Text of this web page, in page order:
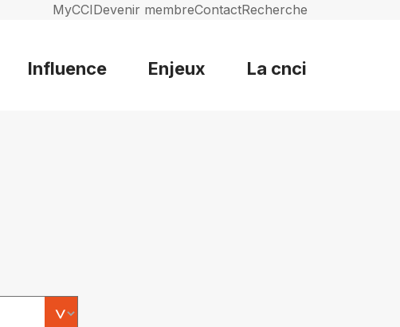
MyCCIDevenir membreContactRecherche
Influence Enjeux La cnci